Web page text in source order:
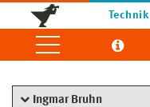
Technik
Ingmar Bruhn